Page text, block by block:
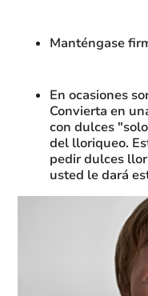
Manténgase
En ocasiones
Convierta en
con dulces
del lloriqueo.
pedir dulces
usted le dará